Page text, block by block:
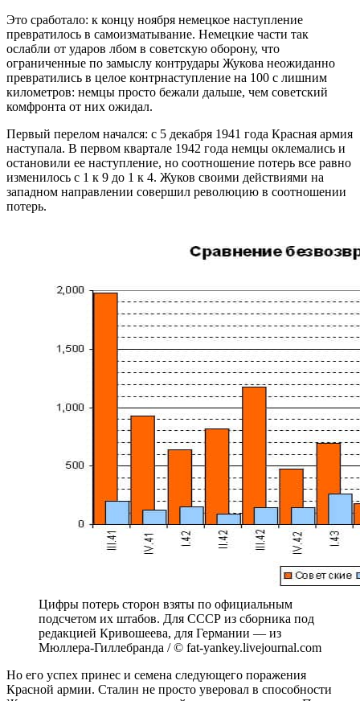
Это сработало: к концу ноября немецкое наступление
превратилось в самоизматывание. Немецкие части так
ослабли от ударов лбом в советскую оборону, что
ограниченные по замыслу контрудары Жукова неожиданно
превратились в целое контрнаступление на 100 с лишним
километров: немцы просто бежали дальше, чем советский
комфронта от них ожидал.
Первый перелом начался: с 5 декабря 1941 года Красная армия
наступала. В первом квартале 1942 года немцы оклемались и
остановили ее наступление, но соотношение потерь все равно
изменилось с 1 к 9 до 1 к 4. Жуков своими действиями на
западном направлении совершил революцию в соотношении
потерь.
Цифры потерь сторон взяты по официальным
подсчетом их штабов. Для СССР из сборника под
редакцией Кривошеева, для Германии — из
Мюллера-Гиллебранда / © fat-yankey.livejournal.com
Но его успех принес и семена следующего поражения
Красной армии. Сталин не просто уверовал в способности